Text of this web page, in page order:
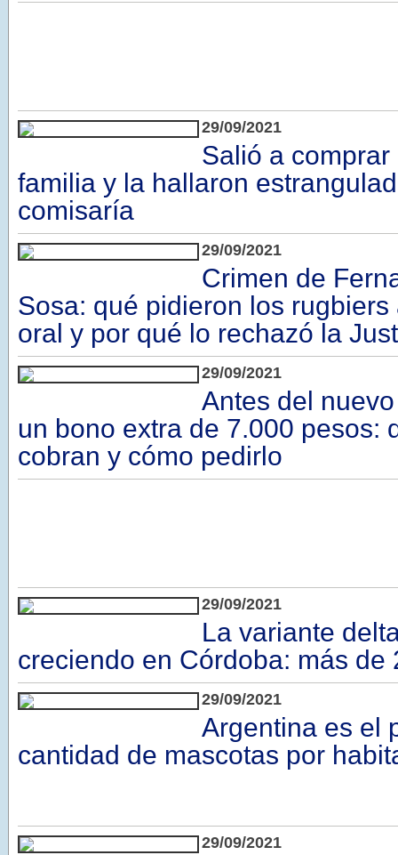
29/09/2021
Salió a
familia y la hallaron
comisaría
29/09/2021
Crimen de
Sosa: qué pidieron los
oral y por qué lo rechazó la
29/09/2021
Antes del
un bono extra de 7.000 pesos:
cobran y cómo pedirlo
29/09/2021
La variante
creciendo en Córdoba: más de
29/09/2021
Argentina es el
cantidad de mascotas por
29/09/2021